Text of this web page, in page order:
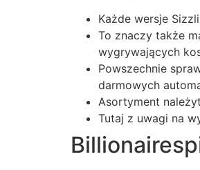
Każde wersje
To znaczy także
wygrywających
Powszechnie
darmowych
Asortyment
Tutaj z uwagi na